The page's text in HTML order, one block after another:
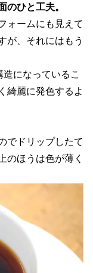
ひと工夫。
ォームにも見えて
が、それにはもう
になっているこ
綺麗に発色するよ
でドリップしたて
のほうは色が薄く